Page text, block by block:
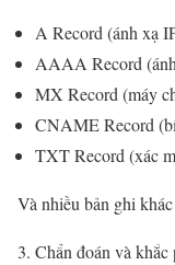
A Record (ánh xạ
AAAA Record
MX Record (máy
CNAME Record
TXT Record (xác
Và nhiều bản ghi khác
3. Chẩn đoán và